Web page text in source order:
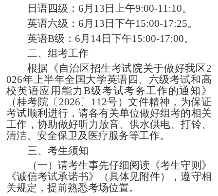
日语四级： 6月 13 日上午9:00-11:10。
英语六级： 6月 13 日下午15:00-17:25。
英语B级： 6 月 14日下午15:00-17:00。
二、组考工作
根据《自治区招生考试院关于做好我区2
026年上半年全国大学英语四、六级考试和高
校英语应用能力 B级考试考务工作的通知》
（桂考院〔 2026〕 112号）文件精神，为保证
考试顺利进行，请各有关单位做好组考的相关
工作，协助做好听力放音、供水供电、打铃、
清洁、安全保卫及医疗服务等工作。
三、考生须知
（一）请考生事先仔细阅读《考生守则》
《诚信考试承诺书》（具体见附件），遵守相
关规定，提前熟悉考场位置。